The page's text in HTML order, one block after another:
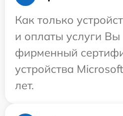
Как только
и оплаты услуги Вы
фирменный
устройства
лет.